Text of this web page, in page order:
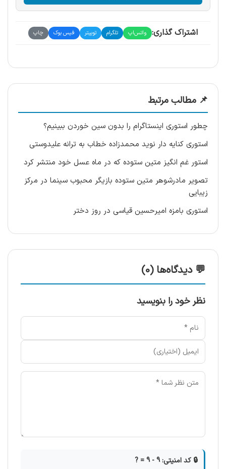
اشتراک گذاری: واتس‌اپ تلگرام توییتر فیس بوک چاپ
📌 مطالب مرتبط
چطور استوری اینستاگرام را بدون سین خوردن ببینیم؟
استوری کنایه دار نوید محمدزاده خطاب به ترانه علیدوستی
استور غم انگیز متین ستوده که در ماه عسل خود منتشر کرد
تصویر مادرشوهر متین ستوده بازیگر محبوب سینما در مرکز
زیبایی
استوری بامزه امیرحسین قیاسی در روز دختر
💬 دیدگاه‌ها (0)
نظر خود را بنویسید
🔒 کد امنیتی: 9 - 9 = ?